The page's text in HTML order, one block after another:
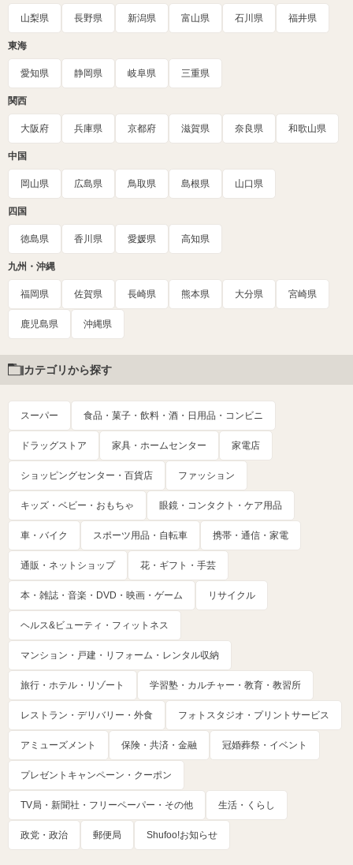
山梨県 長野県 新潟県 富山県 石川県 福井県
東海
愛知県 静岡県 岐阜県 三重県
関西
大阪府 兵庫県 京都府 滋賀県 奈良県 和歌山県
中国
岡山県 広島県 鳥取県 島根県 山口県
四国
徳島県 香川県 愛媛県 高知県
九州・沖縄
福岡県 佐賀県 長崎県 熊本県 大分県 宮崎県
鹿児島県 沖縄県
カテゴリから探す
スーパー 食品・菓子・飲料・酒・日用品・コンビニ
ドラッグストア 家具・ホームセンター 家電店
ショッピングセンター・百貨店 ファッション
キッズ・ベビー・おもちゃ 眼鏡・コンタクト・ケア用品
車・バイク スポーツ用品・自転車 携帯・通信・家電
通販・ネットショップ 花・ギフト・手芸
本・雑誌・音楽・DVD・映画・ゲーム リサイクル
ヘルス&ビューティ・フィットネス
マンション・戸建・リフォーム・レンタル収納
旅行・ホテル・リゾート 学習塾・カルチャー・教育・教習所
レストラン・デリバリー・外食 フォトスタジオ・プリントサービス
アミューズメント 保険・共済・金融 冠婚葬祭・イベント
プレゼントキャンペーン・クーポン
TV局・新聞社・フリーペーパー・その他 生活・くらし
政党・政治 郵便局 Shufoo!お知らせ